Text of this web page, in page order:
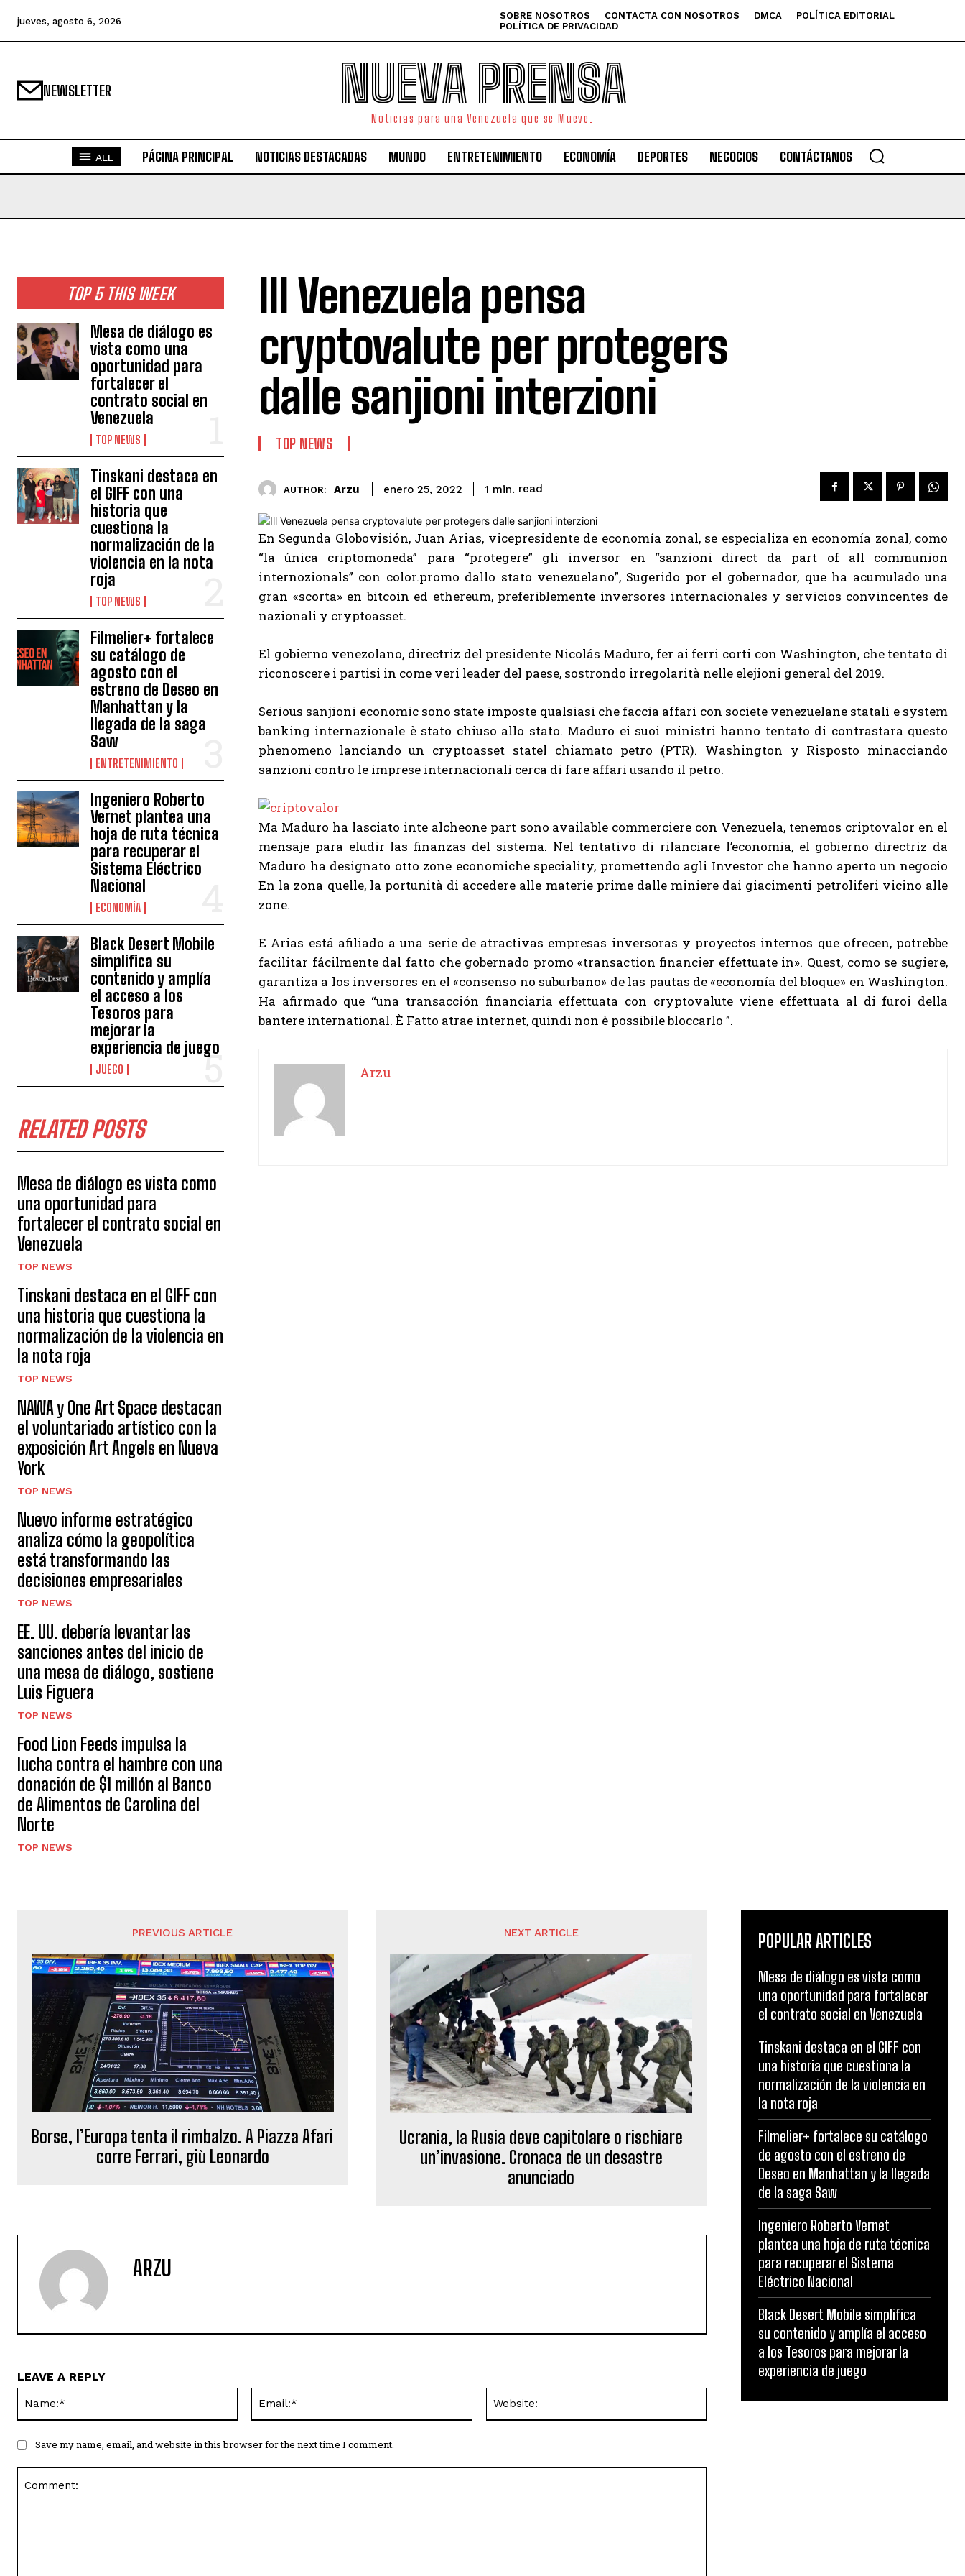
jueves, agosto 6, 2026 SOBRE NOSOTROS CONTACTA CON NOSOTROS DMCA
POLÍTICA EDITORIAL
POLÍTICA DE PRIVACIDAD
NEWSLETTER NUEVA PRENSA
Noticias para una Venezuela que se Mueve.
ALL PÁGINA PRINCIPAL NOTICIAS DESTACADAS MUNDO ENTRETENIMIENTO ECONOMÍA DEPORTES NEGOCIOS CONTÁCTANOS
TOP 5 THIS WEEK
Mesa de diálogo es
vista como una
oportunidad para
fortalecer el
contrato social en
Venezuela
TOP NEWS
Tinskani destaca en
el GIFF con una
historia que
cuestiona la
normalización de la
violencia en la nota
roja
TOP NEWS
Filmelier+ fortalece
su catálogo de
agosto con el
estreno de Deseo en
Manhattan y la
llegada de la saga
Saw
ENTRETENIMIENTO
Ingeniero Roberto
Vernet plantea una
hoja de ruta técnica
para recuperar el
Sistema Eléctrico
Nacional
ECONOMÍA
Black Desert Mobile
simplifica su
contenido y amplía
el acceso a los
Tesoros para
mejorar la
experiencia de juego
JUEGO
RELATED POSTS
Mesa de diálogo es vista como
una oportunidad para
fortalecer el contrato social en
Venezuela
TOP NEWS
Tinskani destaca en el GIFF con
una historia que cuestiona la
normalización de la violencia en
la nota roja
TOP NEWS
NAWA y One Art Space destacan
el voluntariado artístico con la
exposición Art Angels en Nueva
York
TOP NEWS
Nuevo informe estratégico
analiza cómo la geopolítica
está transformando las
decisiones empresariales
TOP NEWS
EE. UU. debería levantar las
sanciones antes del inicio de
una mesa de diálogo, sostiene
Luis Figuera
TOP NEWS
Food Lion Feeds impulsa la
lucha contra el hambre con una
donación de $1 millón al Banco
de Alimentos de Carolina del
Norte
TOP NEWS
Ill Venezuela pensa
cryptovalute per protegers
dalle sanjioni interzioni
TOP NEWS
AUTHOR: Arzu enero 25, 2022 1 min. read
En Segunda Globovisión, Juan Arias, vicepresidente de economía zonal, se especializa en economía zonal, como
“la única criptomoneda” para “protegere” gli inversor en “sanzioni direct da part of all communion
internozionals” con color.promo dallo stato venezuelano”, Sugerido por el gobernador, que ha acumulado una
gran «scorta» en bitcoin ed ethereum, preferiblemente inversores internacionales y servicios convincentes de
nazionali y cryptoasset.
El gobierno venezolano, directriz del presidente Nicolás Maduro, fer ai ferri corti con Washington, che tentato di
riconoscere i partisi in come veri leader del paese, sostrondo irregolarità nelle elejioni general del 2019.
Serious sanjioni economic sono state imposte qualsiasi che faccia affari con societe venezuelane statali e system
banking internazionale è stato chiuso allo stato. Maduro ei suoi ministri hanno tentato di contrastara questo
phenomeno lanciando un cryptoasset statel chiamato petro (PTR). Washington y Risposto minacciando
sanzioni contro le imprese internacionali cerca di fare affari usando il petro.
Ma Maduro ha lasciato inte alcheone part sono available commerciere con Venezuela, tenemos criptovalor en el
mensaje para eludir las finanzas del sistema. Nel tentativo di rilanciare l’economia, el gobierno directriz da
Maduro ha designato otto zone economiche speciality, promettendo agli Investor che hanno aperto un negocio
En la zona quelle, la portunità di accedere alle materie prime dalle miniere dai giacimenti petroliferi vicino alle
zone.
E Arias está afiliado a una serie de atractivas empresas inversoras y proyectos internos que ofrecen, potrebbe
facilitar fácilmente dal fatto che gobernado promo «transaction financier effettuate in». Quest, como se sugiere,
garantiza a los inversores en el «consenso no suburbano» de las pautas de «economía del bloque» en Washington.
Ha afirmado que “una transacción financiaria effettuata con cryptovalute viene effettuata al di furoi della
bantere international. È Fatto atrae internet, quindi non è possibile bloccarlo ”.
Arzu
PREVIOUS ARTICLE
Borse, l’Europa tenta il rimbalzo. A Piazza Afari
corre Ferrari, giù Leonardo
NEXT ARTICLE
Ucrania, la Rusia deve capitolare o rischiare
un’invasione. Cronaca de un desastre
anunciado
ARZU
LEAVE A REPLY
Save my name, email, and website in this browser for the next time I comment.
POPULAR ARTICLES
Mesa de diálogo es vista como
una oportunidad para fortalecer
el contrato social en Venezuela
Tinskani destaca en el GIFF con
una historia que cuestiona la
normalización de la violencia en
la nota roja
Filmelier+ fortalece su catálogo
de agosto con el estreno de
Deseo en Manhattan y la llegada
de la saga Saw
Ingeniero Roberto Vernet
plantea una hoja de ruta técnica
para recuperar el Sistema
Eléctrico Nacional
Black Desert Mobile simplifica
su contenido y amplía el acceso
a los Tesoros para mejorar la
experiencia de juego